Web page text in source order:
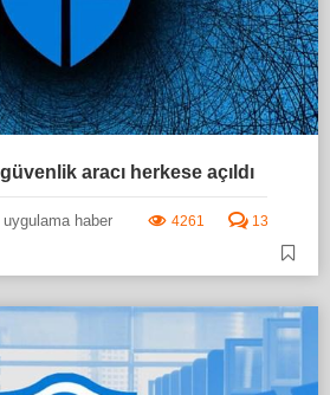
aracı herkese açıldı
uygulama haber 4261 13